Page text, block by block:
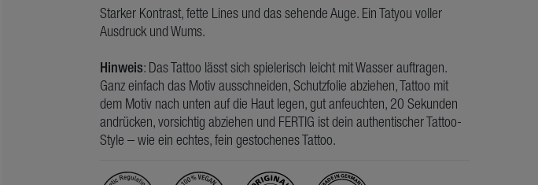
Starker Kontrast, fette Lines und das sehende Auge. Ein Tatyou voller
Ausdruck und Wums.
Hinweis: Das Tattoo lässt sich spielerisch leicht mit Wasser auftragen.
Ganz einfach das Motiv ausschneiden, Schutzfolie abziehen, Tattoo mit
dem Motiv nach unten auf die Haut legen, gut anfeuchten, 20 Sekunden
andrücken, vorsichtig abziehen und FERTIG ist dein authentischer Tattoo-
Style – wie ein echtes, fein gestochenes Tattoo.